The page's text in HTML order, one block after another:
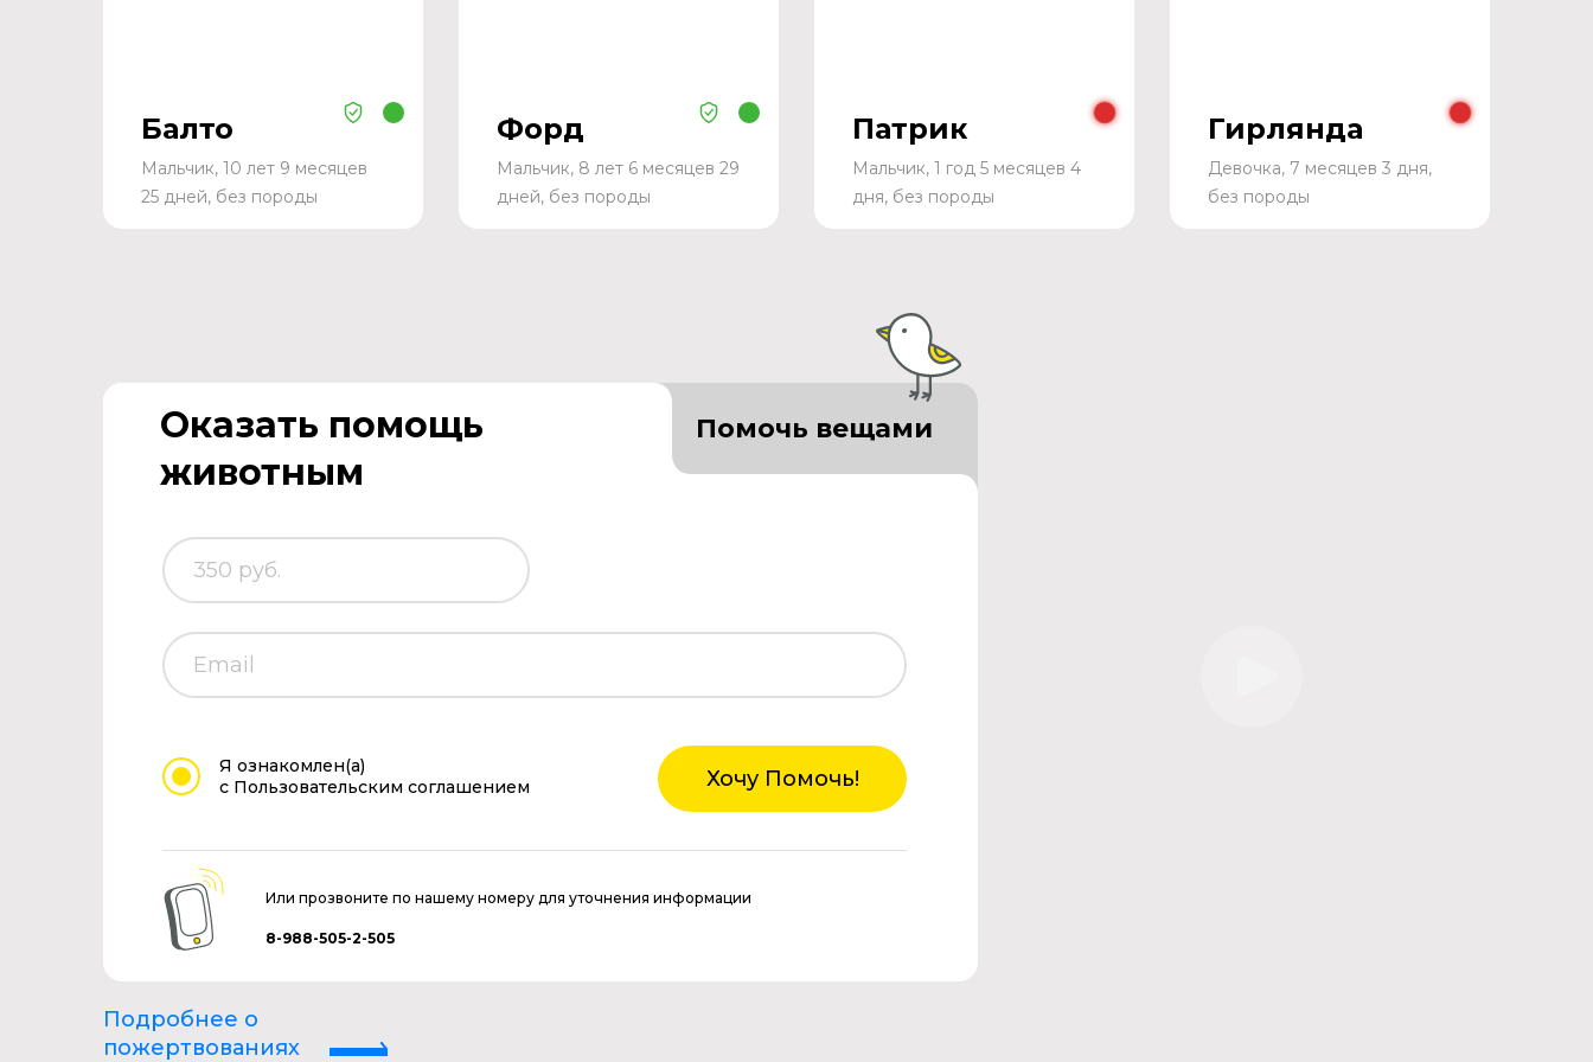
Балто
Мальчик, 10 лет 9 месяцев
25 дней, без породы
Форд
Мальчик, 8 лет 6 месяцев 29
дней, без породы
Патрик
Мальчик, 1 год 5 месяцев 4
дня, без породы
Гирлянда
Девочка, 7 месяцев 3 дня,
без породы
Оказать помощь
животным
Помочь вещами
Я ознакомлен(а)
с Пользовательским соглашением
Хочу Помочь!
Или прозвоните по нашему номеру для уточнения информации
8-988-505-2-505
Подробнее о
пожертвованиях